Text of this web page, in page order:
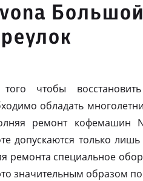
чтобы
обладать
ремонт кофемашин
допускаются только
ремонта специальное
значительным образом